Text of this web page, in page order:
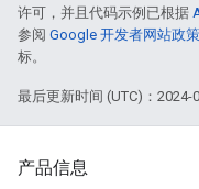
许可，并且代码示例已根据
参阅 Google 开发者网站政策
标。
最后更新时间 (UTC)：2024-
产品信息